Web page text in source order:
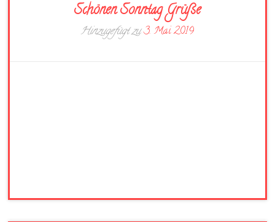
Schönen Sonntag Grüße
Hinzugefügt zu3. Mai 2019